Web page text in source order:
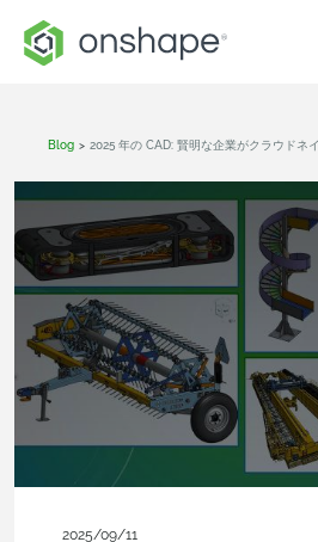
Blog > 2025 年の CAD: 賢明な企業がクラウドネ
2025/09/11